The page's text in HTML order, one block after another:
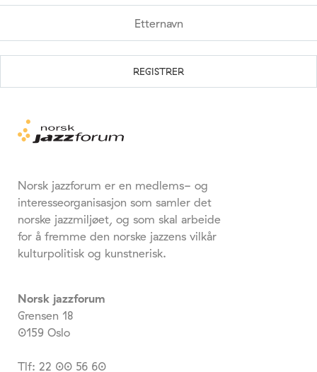
Norsk jazzforum er en medlems- og
interesseorganisasjon som samler det
norske jazzmiljøet, og som skal arbeide
for å fremme den norske jazzens vilkår
kulturpolitisk og kunstnerisk.
Norsk jazzforum
Grensen 18
0159 Oslo
Tlf: 22 00 56 60